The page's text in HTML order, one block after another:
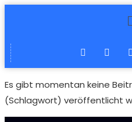
Es gibt momentan keine
(Schlagwort) veröffentlicht